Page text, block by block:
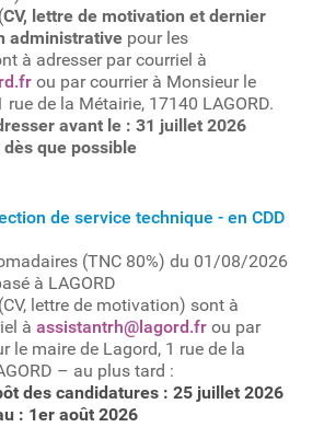
CV, lettre de motivation et dernier
administrative pour les
à adresser par courriel à
ou par courrier à Monsieur le
rue de la Métairie, 17140 LAGORD.
avant le : 31 juillet 2026
que possible
de service technique - en CDD
(TNC 80%) du 01/08/2026
à LAGORD
lettre de motivation) sont à
à assistantrh@lagord.fr ou par
le maire de Lagord, 1 rue de la
– au plus tard :
des candidatures : 25 juillet 2026
: 1er août 2026